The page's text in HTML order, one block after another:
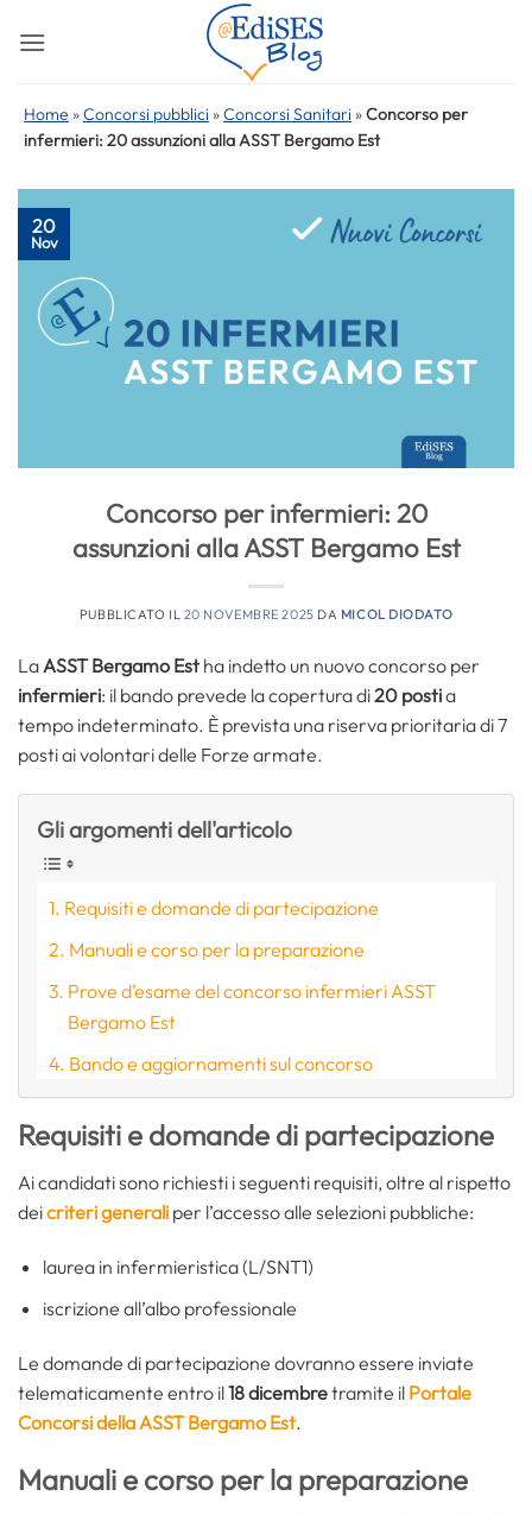
Home »Concorsi pubblici »Concorsi Sanitari »Concorso per
infermieri: 20 assunzioni alla ASST Bergamo Est
20
Nov
Concorso per infermieri: 20
assunzioni alla ASST Bergamo Est
PUBBLICATO IL 20 NOVEMBRE 2025 DA MICOL DIODATO
La ASST Bergamo Est ha indetto un nuovo concorso per
infermieri: il bando prevede la copertura di20 postia
tempo indeterminato. È prevista una riserva prioritaria di 7
posti ai volontari delle Forze armate.
Gli argomenti dell'articolo
Requisiti e domande di partecipazione
Manuali e corso per la preparazione
Prove d’esame del concorso infermieri ASST
Bergamo Est
Bando e aggiornamenti sul concorso
Requisiti e domande di partecipazione
Ai candidati sono richiesti i seguenti requisiti, oltre al rispetto
deicriteri generali per l’accesso alle selezioni pubbliche:
laurea in infermieristica (L/SNT1)
iscrizione all’albo professionale
Le domande di partecipazione dovranno essere inviate
telematicamente entro il18 dicembretramite il Portale
Concorsi della ASST Bergamo Est.
Manuali e corso per la preparazione